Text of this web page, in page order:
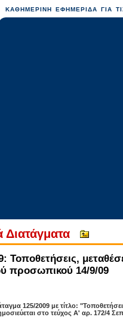
ΚΑΘΗΜΕΡΙΝΗ ΕΦΗΜΕΡΙΔΑ ΓΙΑ
Διατάγματα
Τοποθετήσεις,
προσωπικού 14/9/09
125/2009 με τίτλο:
στο τεύχος Α' αρ. 172/4